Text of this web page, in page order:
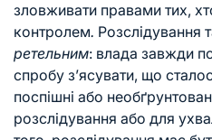
зловживати правами тих,
контролем. Розслідування
ретельним: влада завжди
спробу з’ясувати, що
поспішні або
розслідування або для